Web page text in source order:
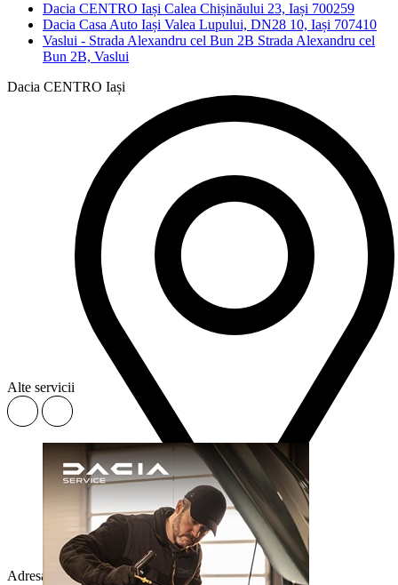
Dacia CENTRO Iași Calea Chișinăului 23, Iași 700259
Dacia Casa Auto Iași Valea Lupului, DN28 10, Iași 707410
Vaslui - Strada Alexandru cel Bun 2B Strada Alexandru cel
Bun 2B, Vaslui
Dacia CENTRO Iași
Adresa
Alte servicii